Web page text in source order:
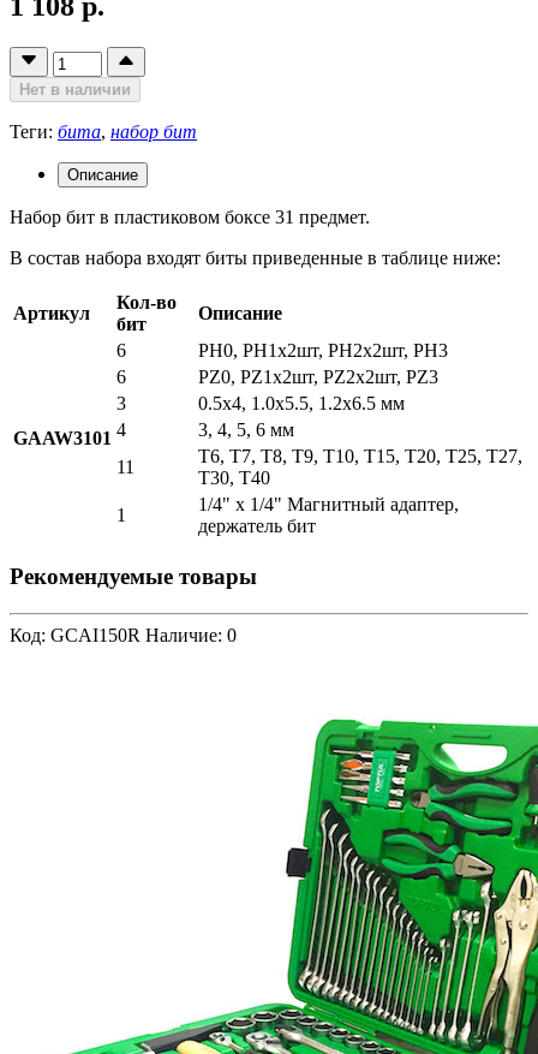
Нет в наличии
Теги: бита, набор бит
Описание
Набор бит в пластиковом боксе 31 предмет.
В состав набора входят биты приведенные в таблице ниже:
Артикул
Кол-во
бит
Описание
GAAW3101
6
PH0, PH1x2шт, PH2x2шт, PH3
6
PZ0, PZ1x2шт, PZ2x2шт, PZ3
3
0.5x4, 1.0x5.5, 1.2x6.5 мм
4
3, 4, 5, 6 мм
11
T6, T7, T8, T9, T10, T15, T20, T25, T27,
T30, T40
1
1/4" x 1/4" Магнитный адаптер,
держатель бит
Рекомендуемые товары
Код: GCAI150R Наличие: 0